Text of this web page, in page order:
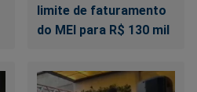
limite de faturamento
do MEI para R$ 130 mil